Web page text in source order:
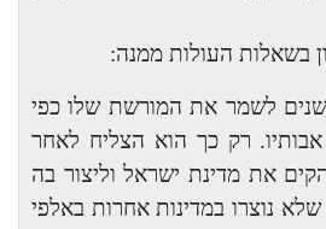
בשאלות העולות ממנה:
לשמר את המורשת שלו כפי
רק כך הוא הצליח לאחר
את מדינת ישראל וליצור בה
נוצרו במדינות אחרות באלפי